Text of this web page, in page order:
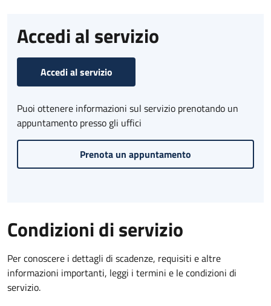
Accedi al servizio
Accedi al servizio
Puoi ottenere informazioni sul servizio prenotando un
appuntamento presso gli uffici
Prenota un appuntamento
Condizioni di servizio
Per conoscere i dettagli di scadenze, requisiti e altre
informazioni importanti, leggi i termini e le condizioni di
servizio.